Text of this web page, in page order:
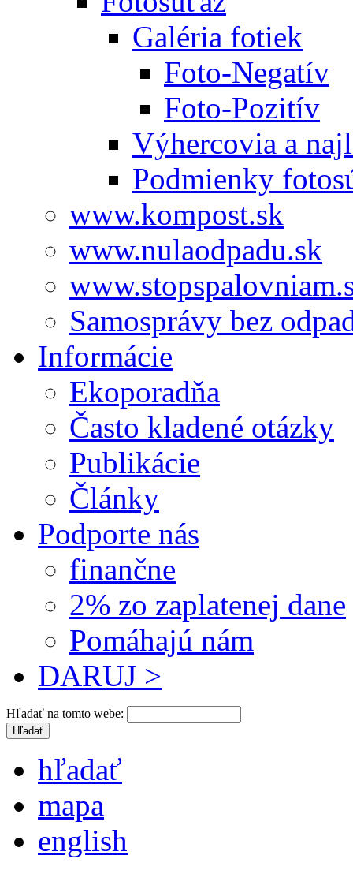
Galéria fotiek
Foto-Negatív
Foto-Pozitív
Výhercovia a
Podmienky
www.kompost.sk
www.nulaodpadu.sk
Samosprávy bez
Informácie
Ekoporadňa
Často kladené otázky
Publikácie
Články
Podporte nás
finančne
2% zo zaplatenej dane
Pomáhajú nám
DARUJ >
Hľadať na tomto webe:
hľadať
mapa
english